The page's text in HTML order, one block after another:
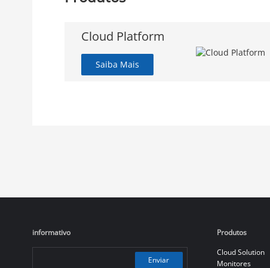
Cloud Platform
Saiba Mais
informativo
Enviar
Produtos
Cloud Solution
Monitores